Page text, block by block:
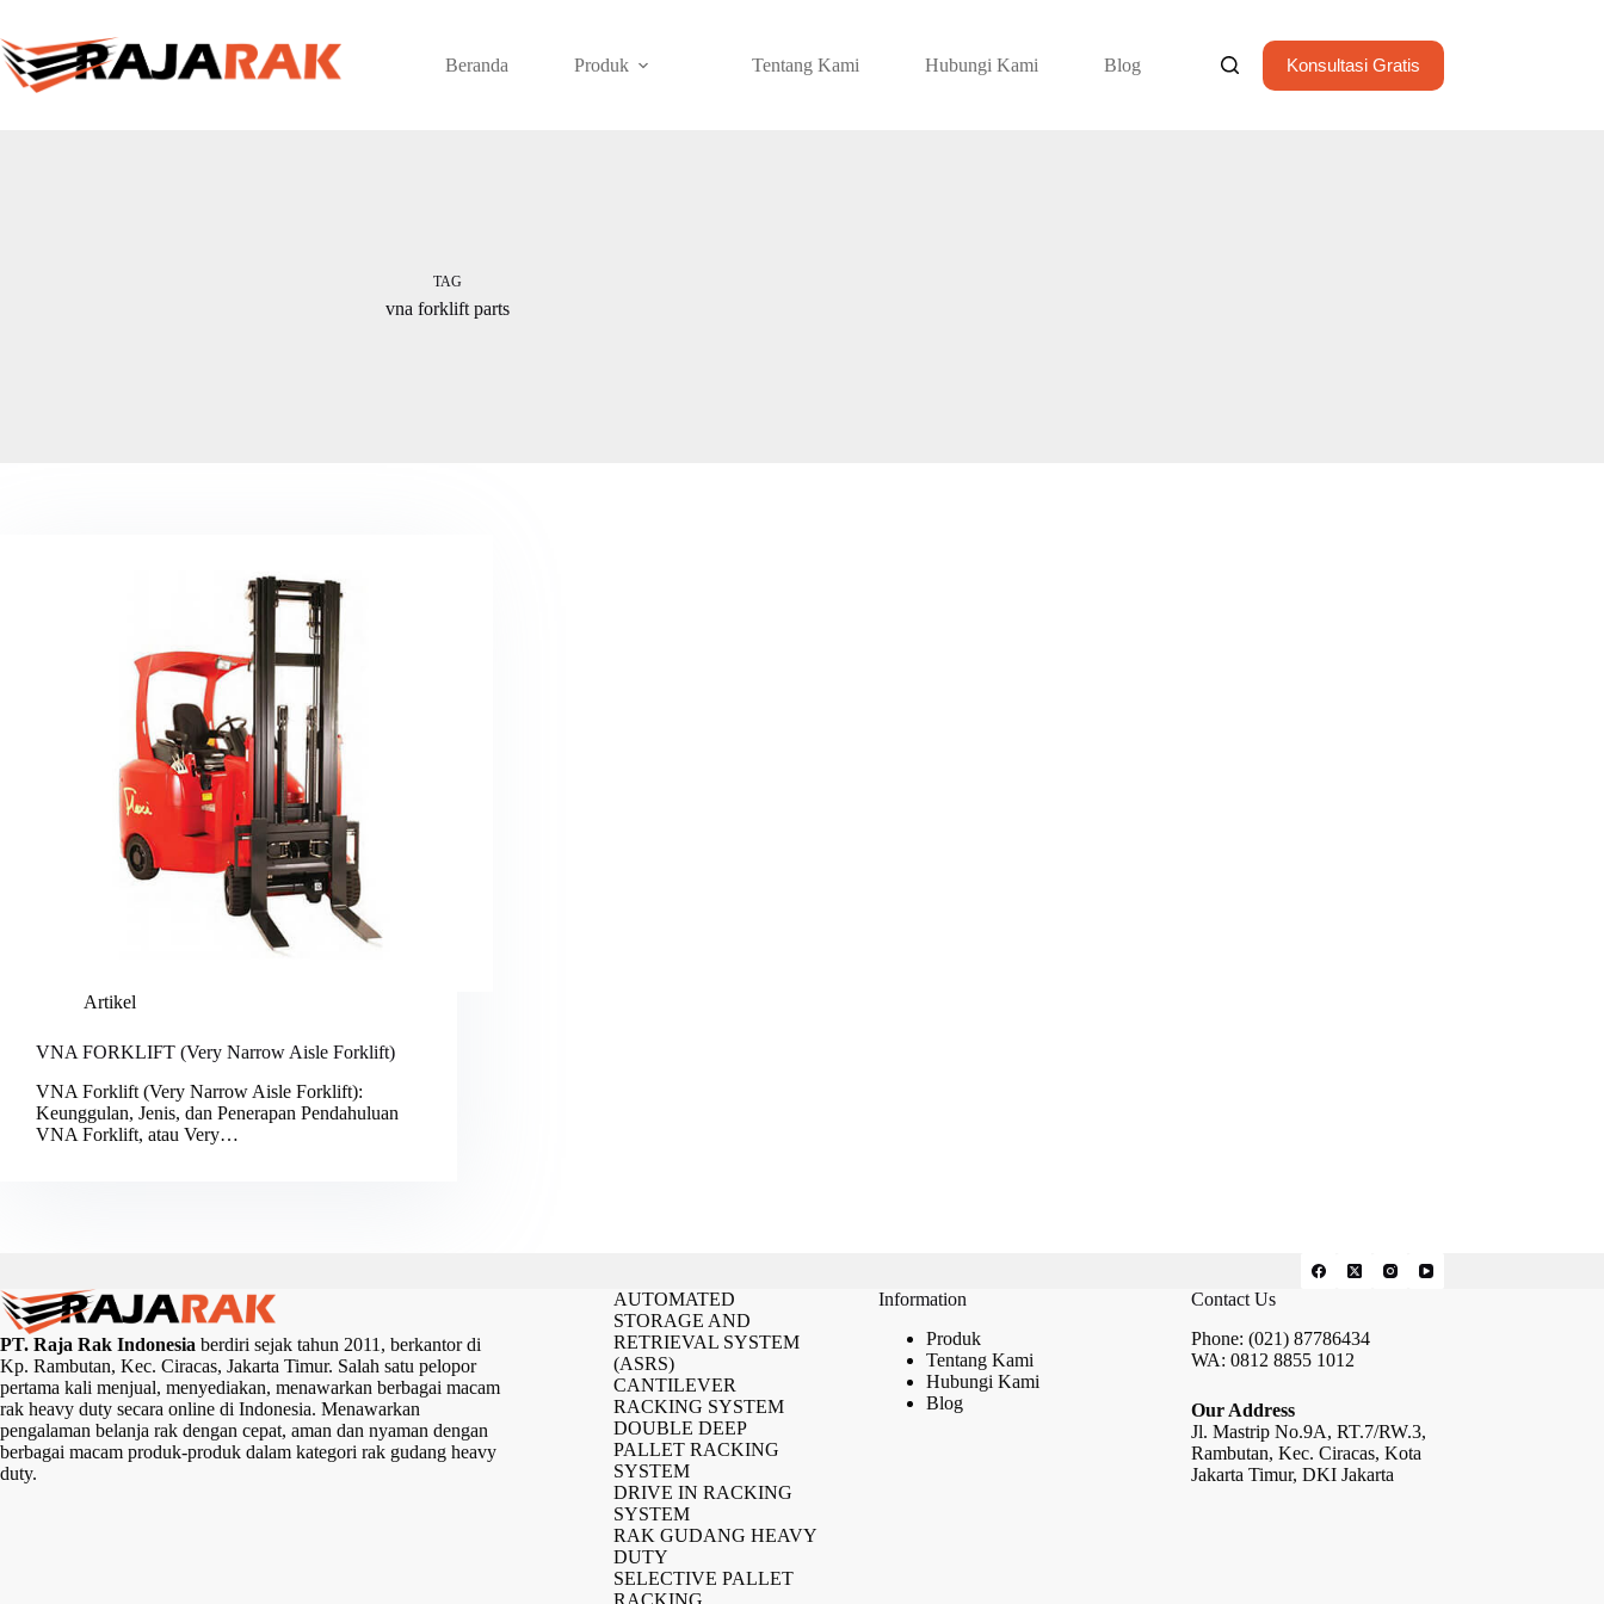
content
Beranda Produk Tentang Kami Hubungi Kami Blog Konsultasi Gratis
TAG
vna forklift parts
Artikel
VNA FORKLIFT (Very Narrow Aisle Forklift)
VNA Forklift (Very Narrow Aisle Forklift):
Keunggulan, Jenis, dan Penerapan Pendahuluan
VNA Forklift, atau Very…
PT. Raja Rak Indonesia berdiri sejak tahun 2011, berkantor di
Kp. Rambutan, Kec. Ciracas, Jakarta Timur. Salah satu pelopor
pertama kali menjual, menyediakan, menawarkan berbagai macam
rak heavy duty secara online di Indonesia. Menawarkan
pengalaman belanja rak dengan cepat, aman dan nyaman dengan
berbagai macam produk-produk dalam kategori rak gudang heavy
duty.
AUTOMATED
STORAGE AND
RETRIEVAL SYSTEM
(ASRS)
CANTILEVER
RACKING SYSTEM
DOUBLE DEEP
PALLET RACKING
SYSTEM
DRIVE IN RACKING
SYSTEM
RAK GUDANG HEAVY
DUTY
SELECTIVE PALLET
RACKING
Information
Produk
Tentang Kami
Hubungi Kami
Blog
Contact Us
Phone: (021) 87786434
WA: 0812 8855 1012
Our Address
Jl. Mastrip No.9A, RT.7/RW.3,
Rambutan, Kec. Ciracas, Kota
Jakarta Timur, DKI Jakarta